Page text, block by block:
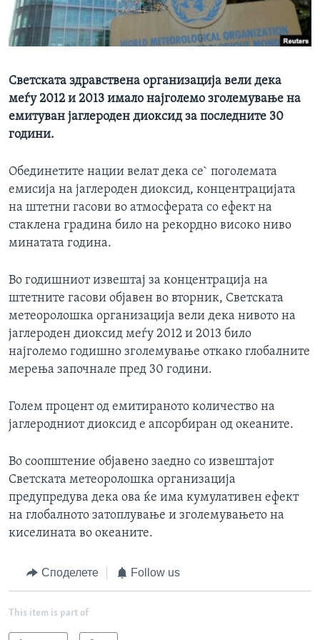
ИНТЕРВЈУА
Јазици
Светската здравствена организација вели дека
меѓу 2012 и 2013 имало најголемо зголемување на
емитуван јаглероден диоксид за последните 30
години.
Обединетите нации велат дека се` поголемата
емисија на јаглероден диоксид, концентрацијата
на штетни гасови во атмосферата со ефект на
стаклена градина било на рекордно високо ниво
минатата година.
Во годишниот извештај за концентрација на
штетните гасови објавен во вторник, Светската
метеоролошка организација вели дека нивото на
јаглероден диоксид меѓу 2012 и 2013 било
најголемо годишно зголемување откако глобалните
мерења започнале пред 30 години.
Голем процент од емитираното количество на
јаглеродниот диоксид е апсорбиран од океаните.
Во соопштение објавено заедно со извештајот
Светската метеоролошка организација
предупредува дека ова ќе има кумулативен ефект
на глобалното затоплување и зголемувањето на
киселината во океаните.
Споделете Follow us
This item is part of